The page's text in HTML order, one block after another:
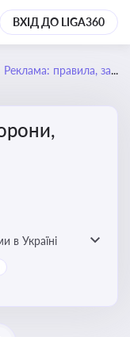
ВХІД ДО LIGA360
Реклама: правила, заборони, кейси
в Україні